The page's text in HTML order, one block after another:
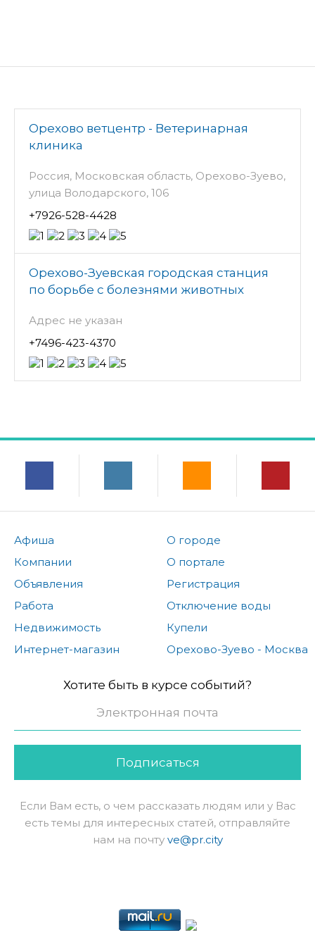
Орехово ветцентр - Ветеринарная
клиника
Россия, Московская область, Орехово-Зуево,
улица Володарского, 106
+7926-528-4428
Орехово-Зуевская городская станция
по борьбе с болезнями животных
Адрес не указан
+7496-423-4370
Афиша
Компании
Объявления
Работа
Недвижимость
Интернет-магазин
О городе
О портале
Регистрация
Отключение воды
Купели
Орехово-Зуево - Москва
Хотите быть в курсе событий?
Подписаться
Если Вам есть, о чем рассказать людям или у Вас
есть темы для интересных статей, отправляйте
нам на почту ve@pr.city